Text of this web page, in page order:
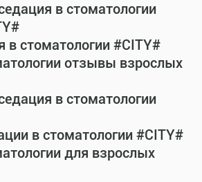
в стоматологии
в стоматологии #CITY#
отзывы взрослых
в стоматологии
в стоматологии #CITY#
для взрослых